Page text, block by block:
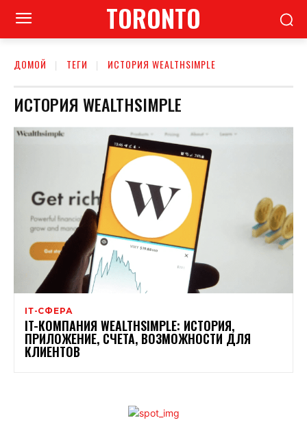
TORONTO
ДОМОЙ ТЕГИ ИСТОРИЯ WEALTHSIMPLE
ИСТОРИЯ WEALTHSIMPLE
ІТ-СФЕРА
IT-КОМПАНИЯ WEALTHSIMPLE: ИСТОРИЯ,
ПРИЛОЖЕНИЕ, СЧЕТА, ВОЗМОЖНОСТИ ДЛЯ
КЛИЕНТОВ